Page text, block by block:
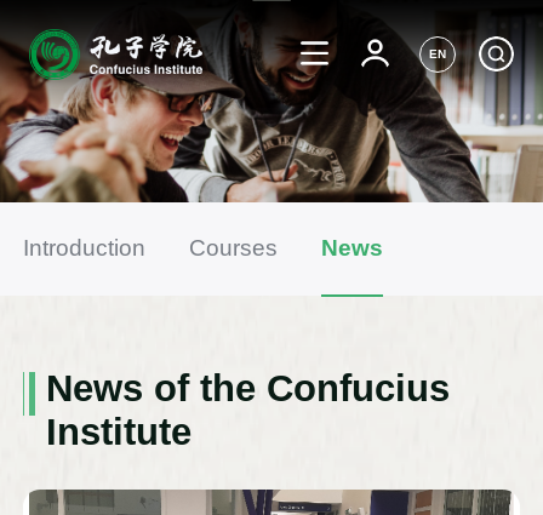
EN
Introduction Courses News
News of the Confucius
Institute